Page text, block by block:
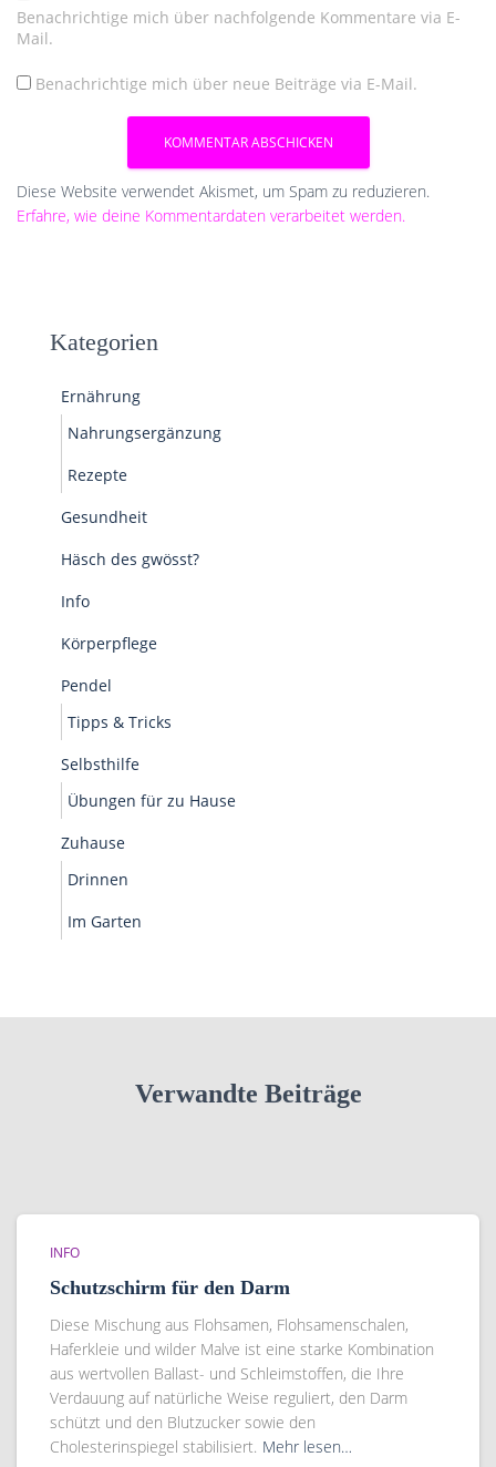
Benachrichtige mich über nachfolgende Kommentare via E-
Mail.
Benachrichtige mich über neue Beiträge via E-Mail.
Diese Website verwendet Akismet, um Spam zu reduzieren.
Erfahre, wie deine Kommentardaten verarbeitet werden.
Kategorien
Ernährung
Nahrungsergänzung
Rezepte
Gesundheit
Häsch des gwösst?
Info
Körperpflege
Pendel
Tipps & Tricks
Selbsthilfe
Übungen für zu Hause
Zuhause
Drinnen
Im Garten
Verwandte Beiträge
INFO
Schutzschirm für den Darm
Diese Mischung aus Flohsamen, Flohsamenschalen,
Haferkleie und wilder Malve ist eine starke Kombination
aus wertvollen Ballast- und Schleimstoffen, die Ihre
Verdauung auf natürliche Weise reguliert, den Darm
schützt und den Blutzucker sowie den
Cholesterinspiegel stabilisiert. Mehr lesen…